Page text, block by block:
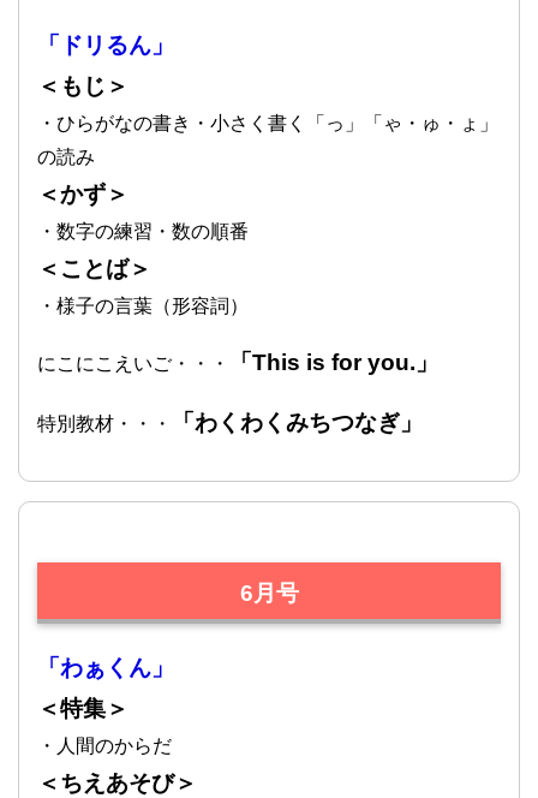
「ドリるん」
＜もじ＞
・ひらがなの書き・小さく書く「っ」「ゃ・ゅ・ょ」
の読み
＜かず＞
・数字の練習・数の順番
＜ことば＞
・様子の言葉（形容詞）
にこにこえいご・・・ 「This is for you.」
特別教材・・・ 「わくわくみちつなぎ」
6月号
「わぁくん」
＜特集＞
・人間のからだ
＜ちえあそび＞